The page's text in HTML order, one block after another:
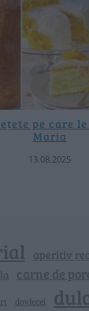
pe care
Maria
13.08.2025
aperitiv
carne de
dovlecei